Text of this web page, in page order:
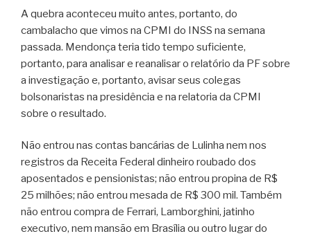
A quebra aconteceu muito antes, portanto, do
cambalacho que vimos na CPMI do INSS na semana
passada. Mendonça teria tido tempo suficiente,
portanto, para analisar e reanalisar o relatório da PF sobre
a investigação e, portanto, avisar seus colegas
bolsonaristas na presidência e na relatoria da CPMI
sobre o resultado.
Não entrou nas contas bancárias de Lulinha nem nos
registros da Receita Federal dinheiro roubado dos
aposentados e pensionistas; não entrou propina de R$
25 milhões; não entrou mesada de R$ 300 mil. Também
não entrou compra de Ferrari, Lamborghini, jatinho
executivo, nem mansão em Brasília ou outro lugar do